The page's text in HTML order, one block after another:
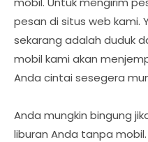
pesan di situs web kami.
sekarang adalah duduk
mobil kami akan
Anda cintai sesegera
Anda mungkin bingung
liburan Anda tanpa